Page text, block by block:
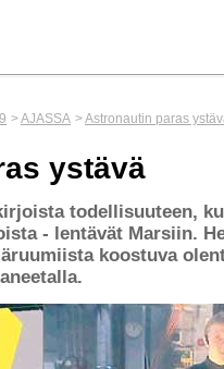
>AJASSA >Astronautin paras
ystävä
todellisuuteen,
- lentävät Marsiin.
koostuva